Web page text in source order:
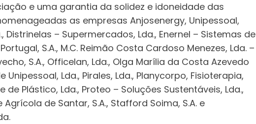
e uma garantia da solidez e idoneidade das
as empresas Anjosenergy, Unipessoal,
Distrinelas – Supermercados, Lda., Enernel – Sistemas de
S.A., M.C. Reimão Costa Cardoso Menezes, Lda. –
S.A., Officelan, Lda., Olga Marília da Costa Azevedo
Unipessoal, Lda., Pirales, Lda., Planycorpo, Fisioterapia,
de Plástico, Lda., Proteo – Soluções Sustentáveis, Lda.,
de Santar, S.A., Stafford Soima, S.A. e